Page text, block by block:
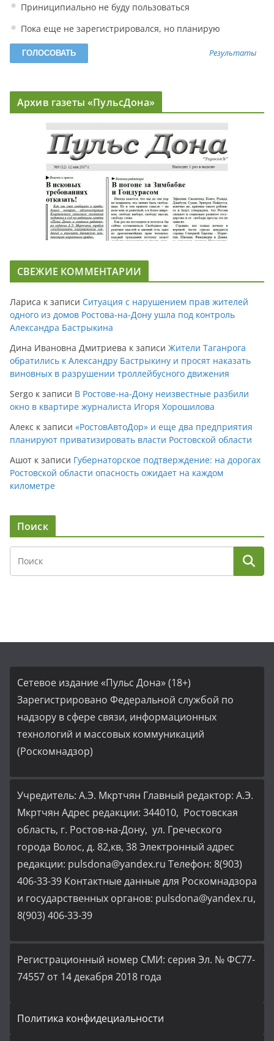
Приниципиально не буду пользоваться
Пока еще не зарегистрировался, но планирую
Результаты
Архив газеты «ПульсДона»
СВЕЖИЕ КОММЕНТАРИИ
Лариса к записи Ситуация с нарушением прав жителей
одного из домов Ростова-на-Дону ушла под контроль
Александра Бастрыкина
Дина Ивановна Дмитриева к записи Жители Таганрога
обратились к Александру Бастрыкину и просят наказать
виновных в разрушении троллейбусного движения
Sergo к записи В Ростове-на-Дону неизвестные разбили
окно в квартире журналиста Игоря Хорошилова
Алекс к записи «РостовАвтоДор» и еще два предприятия
планируют приватизировать власти Ростовской области
Ашот к записи Губернаторское подтверждение: на дорогах
Ростовской области опасность ожидает на каждом
километре
Поиск
Сетевое издание «Пульс Дона» (18+)
Зарегистрировано Федеральной службой по
надзору в сфере связи, информационных
технологий и массовых коммуникаций
(Роскомнадзор)
Учредитель: А.Э. Мкртчян Главный редактор: А.Э.
Мкртчян Адрес редакции: 344010, Ростовская
область, г. Ростов-на-Дону, ул. Греческого
города Волос, д. 82,кв, 38 Электронный адрес
редакции: pulsdona@yandex.ru Телефон: 8(903)
406-33-39 Контактные данные для Роскомнадзора
и государственных органов: pulsdona@yandex.ru,
8(903) 406-33-39
Регистрационный номер СМИ: серия Эл. № ФС77-
74557 от 14 декабря 2018 года
Политика конфидециальности